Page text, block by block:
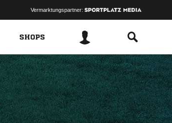
Vermarktungspartner:
SHOPS